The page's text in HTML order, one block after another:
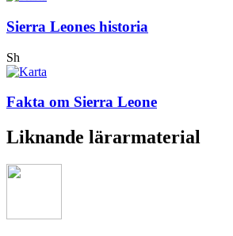
Sierra Leones historia
Sh
Fakta om Sierra Leone
Liknande lärarmaterial